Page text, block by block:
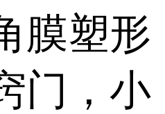
膜塑形
门，小